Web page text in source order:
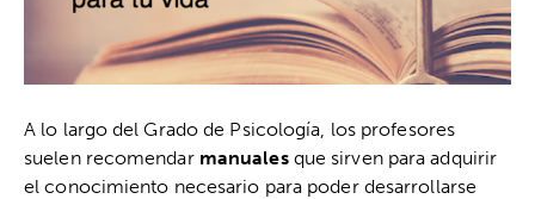
A lo largo del Grado de Psicología, los profesores
suelen recomendar manualesque sirven para adquirir
el conocimiento necesario para poder desarrollarse